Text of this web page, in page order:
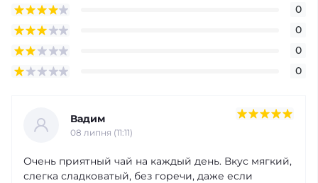
0
0
0
0
Вадим
08 липня (11:11)
Очень приятный чай на каждый день. Вкус мягкий,
слегка сладковатый, без горечи, даже если